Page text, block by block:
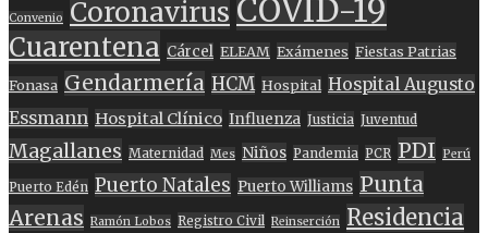
Convenio Coronavirus COVID-19
Cuarentena Cárcel ELEAM Exámenes Fiestas Patrias
Fonasa Gendarmería HCM Hospital Hospital Augusto
Essmann Hospital Clínico Influenza Justicia Juventud
Magallanes Maternidad Mes Niños Pandemia PCR PDI Perú
Puerto Edén Puerto Natales Puerto Williams Punta
Arenas Ramón Lobos Registro Civil Reinserción Residencia